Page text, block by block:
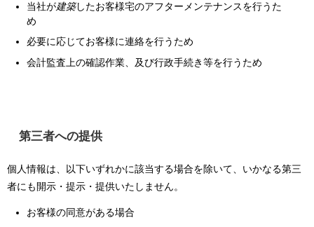
当社が建築したお客様宅のアフターメンテナンスを行うた
め
必要に応じてお客様に連絡を行うため
会計監査上の確認作業、及び行政手続き等を行うため
第三者への提供
個人情報は、以下いずれかに該当する場合を除いて、いかなる第三
者にも開示・提示・提供いたしません。
お客様の同意がある場合